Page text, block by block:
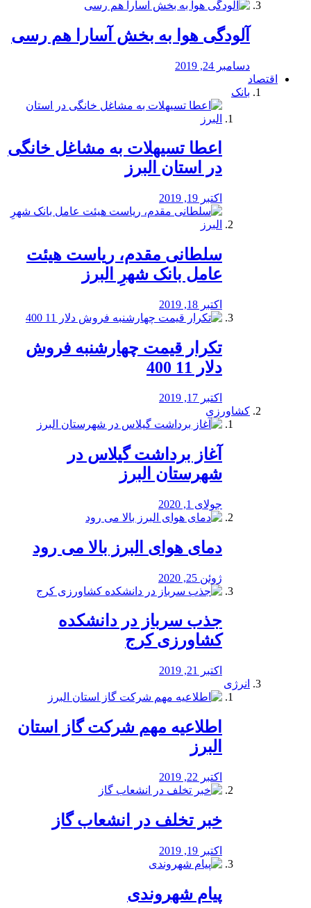
آلودگی هوا به بخش آسارا هم رسی
دسامبر 24, 2019
اقتصاد
بانک
️اعطا تسیهلات به مشاغل خانگی
در استان البرز
اکتبر 19, 2019
سلطانی مقدم، ریاست هیئت
عامل بانک شهرِ البرز
اکتبر 18, 2019
تکرار قیمت چهارشنبه فروش
دلار 11 400
اکتبر 17, 2019
کشاورزی
آغاز برداشت گیلاس در
شهرستان البرز
جولای 1, 2020
دمای هوای البرز بالا می رود
ژوئن 25, 2020
جذب سرباز در دانشکده
کشاورزی کرج
اکتبر 21, 2019
انرژی
️اطلاعیه مهم شرکت گاز استان
البرز
اکتبر 22, 2019
خبر تخلف در انشعاب گاز
اکتبر 19, 2019
پیام شهروندی